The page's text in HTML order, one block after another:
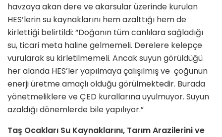
havzaya akan dere ve akarsular üzerinde kurulan
HES’lerin su kaynaklarını hem azalttığı hem de
kirlettiği belirtildi: “Doğanın tüm canlılara sağladığı
su, ticari meta haline gelmemeli. Derelere kelepçe
vurularak su kirletilmemeli. Ancak suyun görüldüğü
her alanda HES’ler yapılmaya çalışılmış ve çoğunun
enerji üretme amaçlı olduğu görülmektedir. Burada
yönetmeliklere ve ÇED kurallarına uyulmuyor. Suyun
azaldığı dönemlerde bile yapılıyor.”
Taş Ocakları Su Kaynaklarını, Tarım Arazilerini ve